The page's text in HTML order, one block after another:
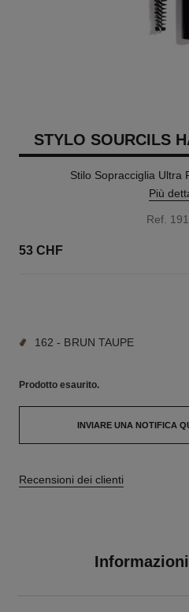
STYLO SOURCILS
Stilo Sopracciglia Ultra
Più
Ref.
53 CHF
162 - BRUN TAUPE
Prodotto esaurito.
INVIARE UNA NOTIFICA
Recensioni dei clienti